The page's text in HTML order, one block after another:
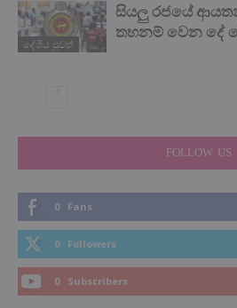
දේශිය පුවත්
සියලු රජයේ
තහනම් වෙන දේ
FOLLOW US
0 Fans
0 Followers
0 Subscribers